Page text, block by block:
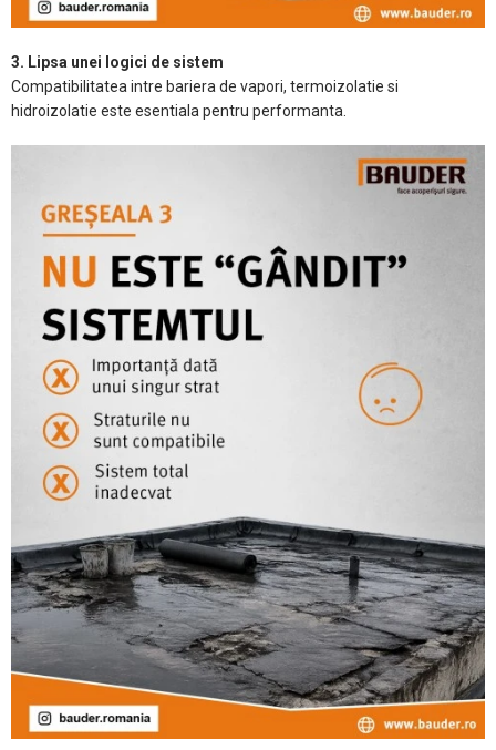
3. Lipsa unei logici de sistem
Compatibilitatea intre bariera de vapori, termoizolatie si
hidroizolatie este esentiala pentru performanta.